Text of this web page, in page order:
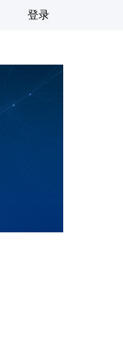
登录